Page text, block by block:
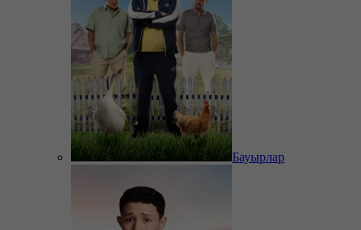
Бауырлар